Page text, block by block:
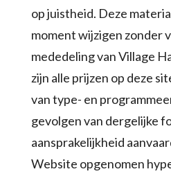
op juistheid. Deze
moment wijzigen zonder
mededeling van Village
zijn alle prijzen op deze
van type- en
gevolgen van dergelijke
aansprakelijkheid
Website opgenomen